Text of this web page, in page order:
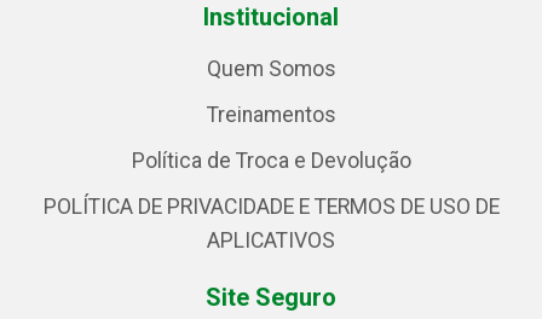
Institucional
Quem Somos
Treinamentos
Política de Troca e Devolução
POLÍTICA DE PRIVACIDADE E TERMOS DE USO DE
APLICATIVOS
Site Seguro